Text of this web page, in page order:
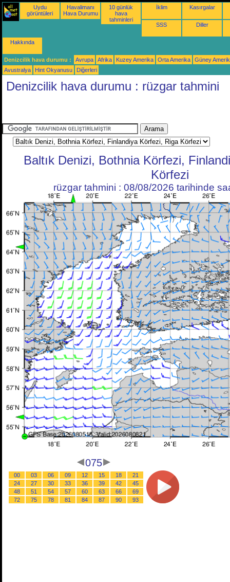
Uydu
görüntüleri
Havalimanı
Hava Durumu
10 günlük
hava
tahminleri
İklim Kasırgalar
SSS Diller
Hakkında
Denizcilik hava durumu : Avrupa Afrika Kuzey Amerika Orta Amerika
Güney
Avustralya
Hint Okyanusu Diğerleri
Denizcilik hava durumu : rüzgar tahmini
Baltık Denizi, Bothnia Körfezi,
Körfezi
rüzgar tahmini : 08/08/2026 tarihinde
075
00 03 06 09 12 15 18
21
24
27 30 33 36 39 42
45
48
51 54 57 60 63 66
69
72
75 78 81 84 87 90 93